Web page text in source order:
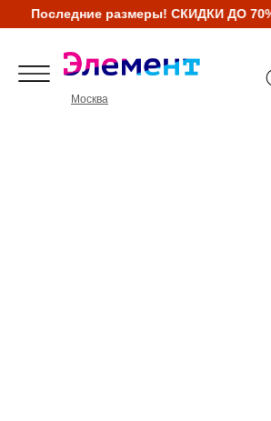
Последние размеры! СКИДКИ ДО 70%
Москва